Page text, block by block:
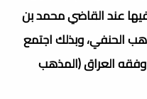
العلم فيها عند القاضي محمد بن
الحنفي، وبذلك اجتمع
العراق (المذهب